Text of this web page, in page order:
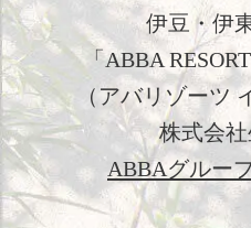
伊豆・伊
「ABBA
（アバリゾーツ
株式会
ABBAグルー
日本
観光の
フォトギ
おすすめ
お問